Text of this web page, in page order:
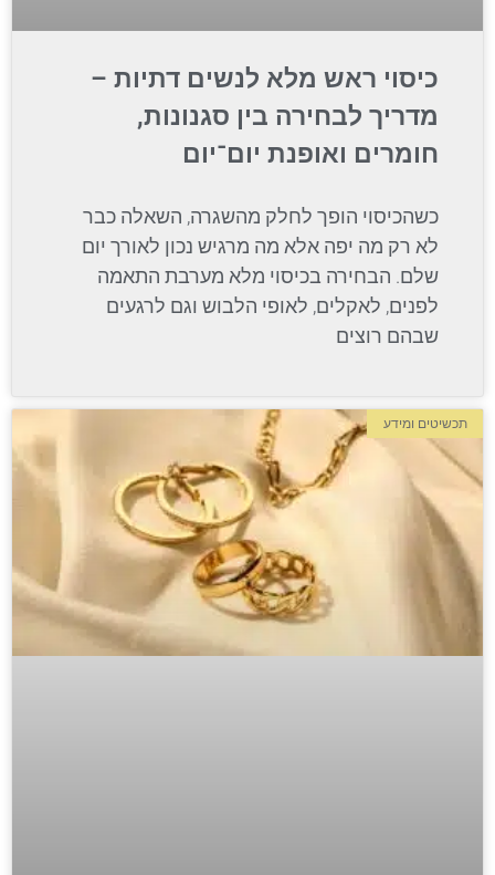
כיסוי ראש מלא לנשים דתיות –
מדריך לבחירה בין סגנונות,
חומרים ואופנת יום־יום
כשהכיסוי הופך לחלק מהשגרה, השאלה כבר
לא רק מה יפה אלא מה מרגיש נכון לאורך יום
שלם. הבחירה בכיסוי מלא מערבת התאמה
לפנים, לאקלים, לאופי הלבוש וגם לרגעים
שבהם רוצים
תכשיטים ומידע